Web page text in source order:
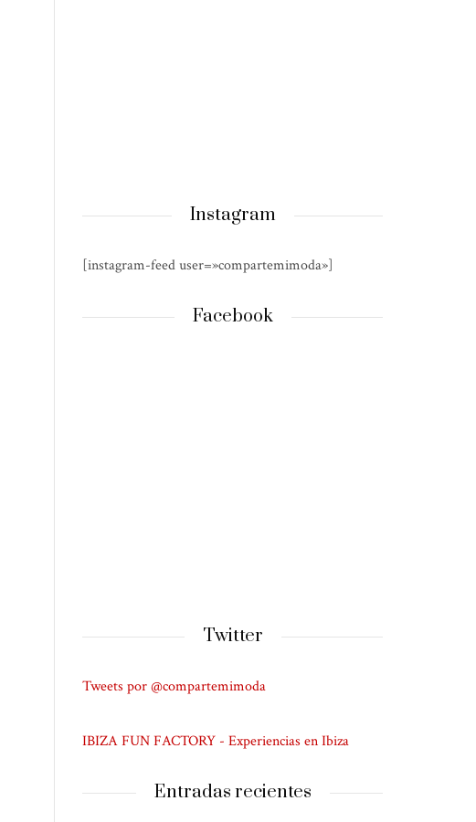
Instagram
[instagram-feed user=»compartemimoda»]
Facebook
Twitter
Tweets por @compartemimoda
IBIZA FUN FACTORY - Experiencias en Ibiza
Entradas recientes